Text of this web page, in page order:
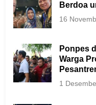
Berdoa
16
Ponpes
Warga
1